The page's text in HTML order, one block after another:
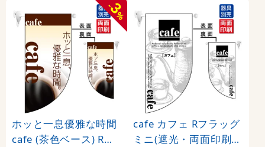
-
3
%
ホッと一息優雅な時間
cafe (茶色ベース) Rフ
cafe カフェ Rフラッグ
ミニ(遮光・両面印刷) (